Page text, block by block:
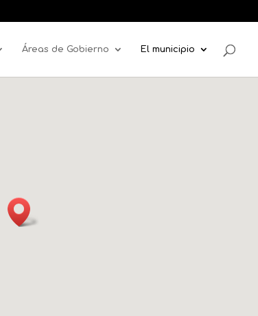
Áreas de Gobierno El municipio